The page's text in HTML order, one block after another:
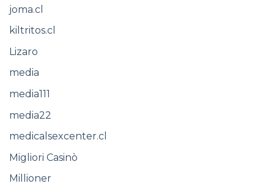
joma.cl
kiltritos.cl
Lizaro
media
media111
media22
medicalsexcenter.cl
Migliori Casinò
Millioner